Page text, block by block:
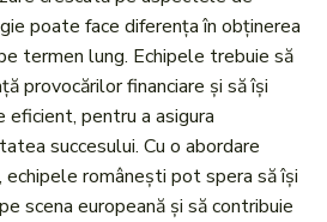
poate face diferența în obținerea
termen lung. Echipele trebuie să
provocărilor financiare și să își
pentru a asigura
succesului. Cu o abordare
românești pot spera să își
scena europeană și să contribuie